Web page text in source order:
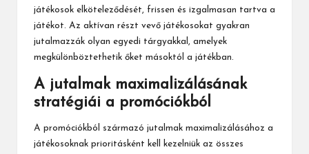
játékosok elköteleződését, frissen és izgalmasan tartva a
játékot. Az aktívan részt vevő játékosokat gyakran
jutalmazzák olyan egyedi tárgyakkal, amelyek
megkülönböztethetik őket másoktól a játékban.
A jutalmak maximalizálásának
stratégiái a promóciókból
A promóciókból származó jutalmak maximalizálásához a
játékosoknak prioritásként kell kezelniük az összes